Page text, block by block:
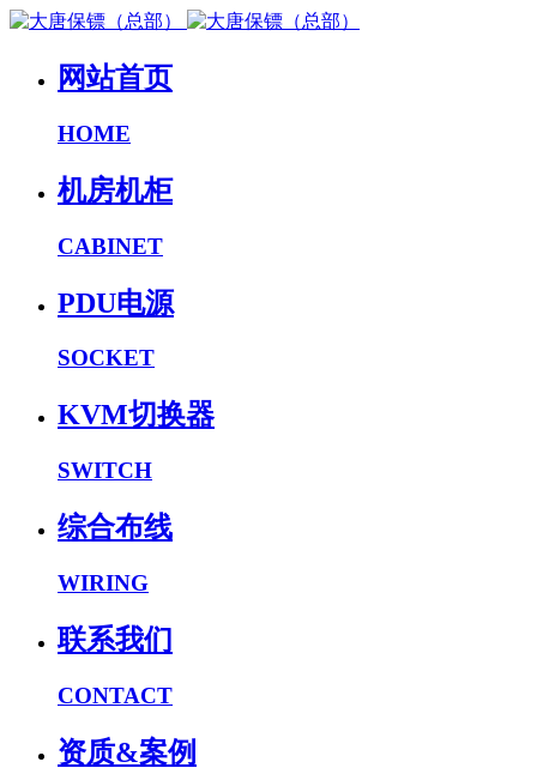
网站首页
HOME
机房机柜
CABINET
PDU电源
SOCKET
KVM切换器
SWITCH
综合布线
WIRING
联系我们
CONTACT
资质&案例